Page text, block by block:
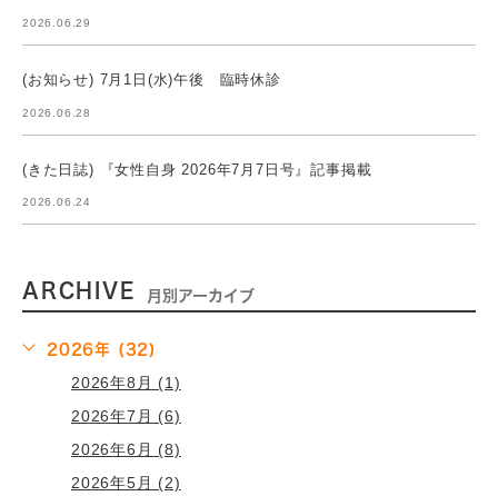
2026.06.29
(お知らせ) 7月1日(水)午後 臨時休診
2026.06.28
(きた日誌) 『女性自身 2026年7月7日号』記事掲載
2026.06.24
ARCHIVE 月別アーカイブ
2026年 (32)
2026年8月 (1)
2026年7月 (6)
2026年6月 (8)
2026年5月 (2)